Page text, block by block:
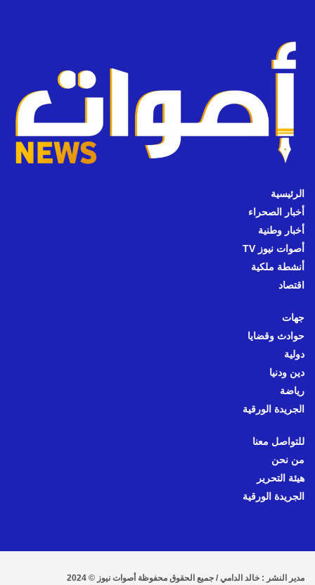
الرئيسية
أخبار الصحراء
أخبار وطنية
أصوات نيوز TV
أنشطة ملكية
اقتصاد
جهات
حوادث وقضايا
دولية
دين ودنيا
رياضة
الجريدة الورقية
للتواصل معنا
من نحن
هيئة التحرير
الجريدة الورقية
مدير النشر : خالد الدامي / جميع الحقوق محفوظة أصوات نيوز © 2024